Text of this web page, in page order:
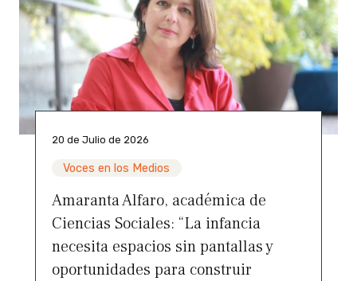
20 de Julio de 2026
Voces en los Medios
Amaranta Alfaro, académica de
Ciencias Sociales: “La infancia
necesita espacios sin pantallas y
oportunidades para construir